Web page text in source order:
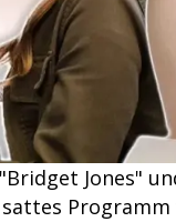
Jones"
sattes